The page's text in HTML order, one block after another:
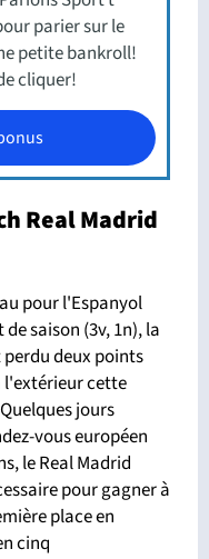
parier sur le
petite bankroll!
cliquer!
Real Madrid
pour l'Espanyol
saison (3v, 1n), la
deux points
l'extérieur cette
jours
vous européen
le Real Madrid
pour gagner à
place en
cinq